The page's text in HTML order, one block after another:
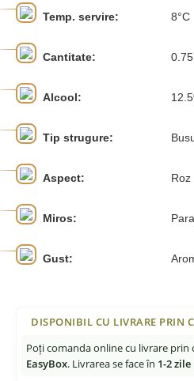
Temp. servire: 8°C
Cantitate:
Alcool:
Tip strugure:
Aspect: Roz
Miros:
Gust:
DISPONIBIL CU LIVRARE PRIN
Poți comanda online cu livrare prin
EasyBox. Livrarea se face în 1-2 zile